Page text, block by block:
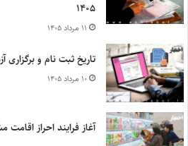
۱۴۰۵
۱۱ مرداد ۱۴۰۵
تاریخ ثبت نام و برگزاری
۱۰ مرداد ۱۴۰۵
آغاز فرایند احراز اقامت